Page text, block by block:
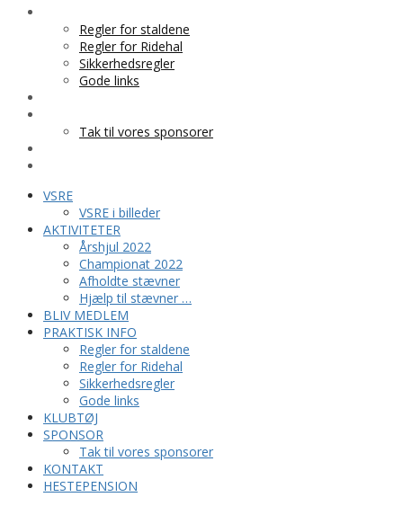
Regler for staldene
Regler for Ridehal
Sikkerhedsregler
Gode links
Tak til vores sponsorer
VSRE
VSRE i billeder
AKTIVITETER
Årshjul 2022
Championat 2022
Afholdte stævner
Hjælp til stævner …
BLIV MEDLEM
PRAKTISK INFO
Regler for staldene
Regler for Ridehal
Sikkerhedsregler
Gode links
KLUBTØJ
SPONSOR
Tak til vores sponsorer
KONTAKT
HESTEPENSION